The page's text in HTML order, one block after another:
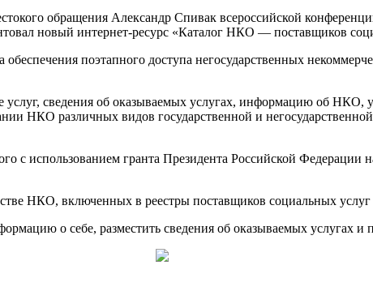
обращения Александр Спивак всероссийской
новый интернет-ресурс «Каталог НКО — поставщиков
поэтапного доступа негосударственных
услуг, сведения об оказываемых услугах, информацию об
НКО различных видов государственной и
с использованием гранта Президента Российской Федерации
НКО, включенных в реестры поставщиков социальных услуг
о себе, разместить сведения об оказываемых